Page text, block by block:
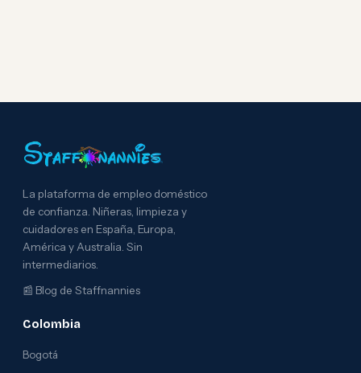
La plataforma de empleo doméstico
de confianza. Niñeras, limpieza y
cuidadores en España, Europa,
América y Australia. Sin
intermediarios.
📰 Blog de Staffnannies
Colombia
Bogotá